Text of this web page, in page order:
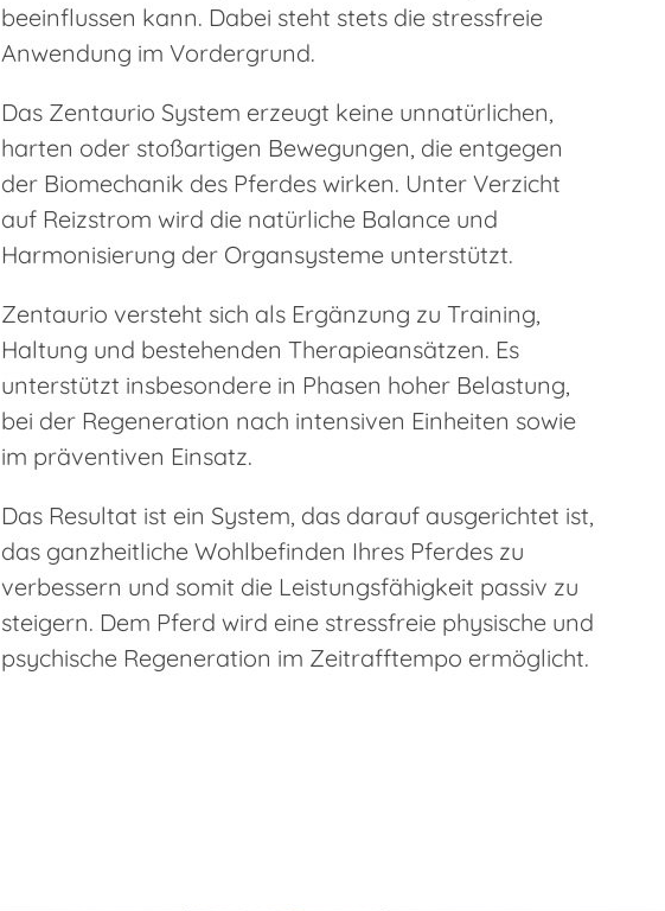
beeinflussen kann. Dabei steht stets die stressfreie
Anwendung im Vordergrund.
Das Zentaurio System erzeugt keine unnatürlichen,
harten oder stoßartigen Bewegungen, die entgegen
der Biomechanik des Pferdes wirken. Unter Verzicht
auf Reizstrom wird die natürliche Balance und
Harmonisierung der Organsysteme unterstützt.
Zentaurio versteht sich als Ergänzung zu Training,
Haltung und bestehenden Therapieansätzen. Es
unterstützt insbesondere in Phasen hoher Belastung,
bei der Regeneration nach intensiven Einheiten sowie
im präventiven Einsatz.
Das Resultat ist ein System, das darauf ausgerichtet ist,
das ganzheitliche Wohlbefinden Ihres Pferdes zu
verbessern und somit die Leistungsfähigkeit passiv zu
steigern. Dem Pferd wird eine stressfreie physische und
psychische Regeneration im Zeitrafftempo ermöglicht.